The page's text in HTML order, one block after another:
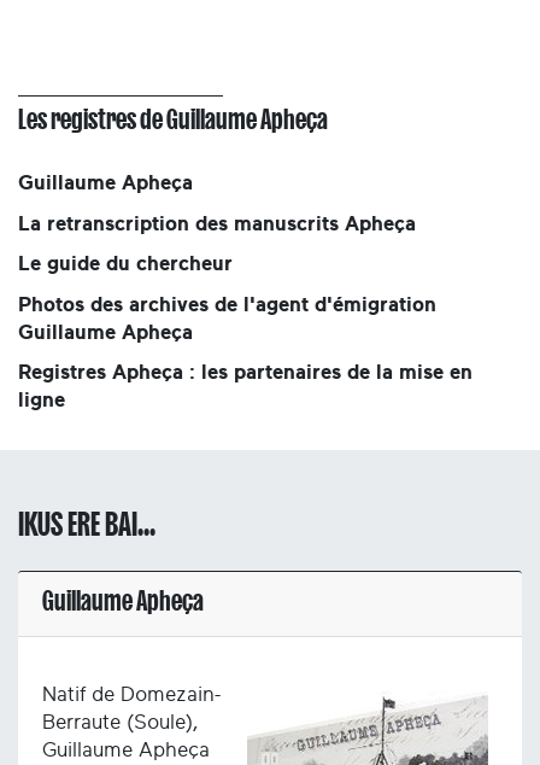
Les registres de Guillaume Apheça
Guillaume Apheça
La retranscription des manuscrits Apheça
Le guide du chercheur
Photos des archives de l'agent d'émigration
Guillaume Apheça
Registres Apheça : les partenaires de la mise en
ligne
IKUS ERE BAI...
Guillaume Apheça
Natif de Domezain-
Berraute (Soule),
Guillaume Apheça